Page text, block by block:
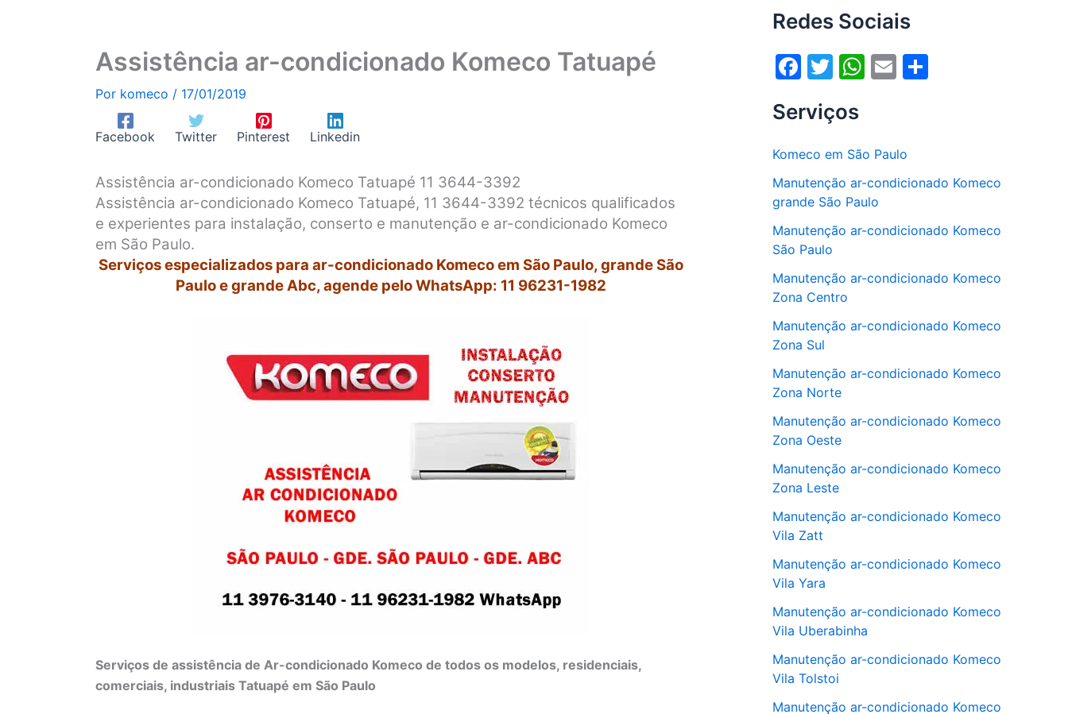
Assistência ar-condicionado Komeco Tatuapé
Por komeco / 17/01/2019
Facebook Twitter Pinterest Linkedin
Assistência ar-condicionado Komeco Tatuapé 11 3644-3392
Assistência ar-condicionado Komeco Tatuapé, 11 3644-3392 técnicos qualificados
e experientes para instalação, conserto e manutenção e ar-condicionado Komeco
em São Paulo.
Serviços especializados para ar-condicionado Komeco em São Paulo, grande São
Paulo e grande Abc, agende pelo WhatsApp: 11 96231-1982
Serviços de assistência de Ar-condicionado Komeco de todos os modelos, residenciais,
comerciais, industriais Tatuapé em São Paulo
Redes Sociais
F
c
b
o
o
k
T
itt
er
W
s
A
p
E
l
Serviços
Komeco em São Paulo
Manutenção ar-condicionado Komeco
grande São Paulo
Manutenção ar-condicionado Komeco
São Paulo
Manutenção ar-condicionado Komeco
Zona Centro
Manutenção ar-condicionado Komeco
Zona Sul
Manutenção ar-condicionado Komeco
Zona Norte
Manutenção ar-condicionado Komeco
Zona Oeste
Manutenção ar-condicionado Komeco
Zona Leste
Manutenção ar-condicionado Komeco
Vila Zatt
Manutenção ar-condicionado Komeco
Vila Yara
Manutenção ar-condicionado Komeco
Vila Uberabinha
Manutenção ar-condicionado Komeco
Vila Tolstoi
Manutenção ar-condicionado Komeco